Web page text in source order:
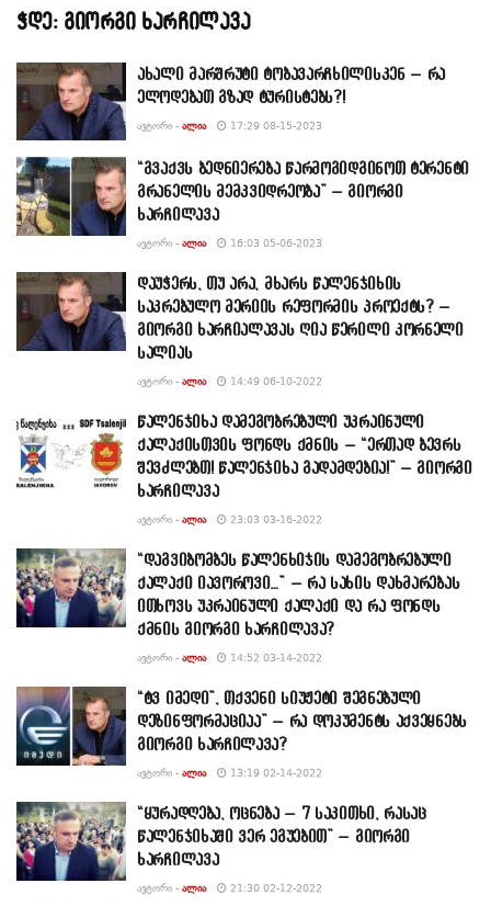
ჭდე: გიორგი ხარჩილავა
ახალი მარშრუტი ტობავარჩხილისკენ – რა
ელოდებათ გზად ტურისტებს?!
ᲐᲕᲢᲝᲠᲘ - ᲐᲚᲘᲐ 17:29 08-15-2023
“გვაქვს ბედნიერება წარმოგიდგინოთ ტერენტი
გრანელის მემკვიდრეობა” – გიორგი
ხარჩილავა
ᲐᲕᲢᲝᲠᲘ - ᲐᲚᲘᲐ 16:03 05-06-2023
დაუჭერს, თუ არა, მხარს წალენჯიხის
საკრებულო მერიის რეფორმის პროექტს? –
გიორგი ხარჩიალავას ღია წერილი კორნელი
სალიას
ᲐᲕᲢᲝᲠᲘ - ᲐᲚᲘᲐ 14:49 06-10-2022
წალენჯიხა დამეგობრებული უკრაინული
ქალაქისთვის ფონდს ქმნის – “ერთად ბევრს
შევძლებთ! წალენჯიხა გადამდებია!” – გიორგი
ხარჩილავა
ᲐᲕᲢᲝᲠᲘ - ᲐᲚᲘᲐ 23:03 03-16-2022
“დაგვიბომბეს წალენხიჯის დამეგობრებული
ქალაქი იავოროვი…” – რა სახის დახმარებას
ითხოვს უკრაინული ქალაქი და რა ფონდს
ქმნის გიორგი ხარჩილავა?
ᲐᲕᲢᲝᲠᲘ - ᲐᲚᲘᲐ 14:52 03-14-2022
“ტვ იმედი”, თქვენი სიუჟეტი შეგნებული
დეზინფორმაციაა” – რა დოკუმენტს აქვეყნებს
გიორგი ხარჩილავა?
ᲐᲕᲢᲝᲠᲘ - ᲐᲚᲘᲐ 13:19 02-14-2022
“ყურადღება, ოცნება – 7 საკითხი, რასაც
წალენჯიხაში ვერ ეგუებით” – გიორგი
ხარჩილავა
ᲐᲕᲢᲝᲠᲘ - ᲐᲚᲘᲐ 21:30 02-12-2022